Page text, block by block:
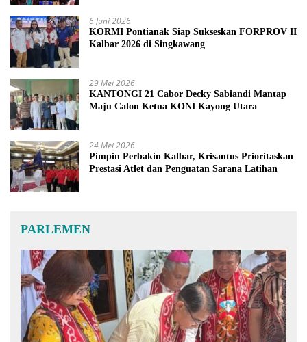
6 Juni 2026
KORMI Pontianak Siap Sukseskan FORPROV II
Kalbar 2026 di Singkawang
29 Mei 2026
KANTONGI 21 Cabor Decky Sabiandi Mantap
Maju Calon Ketua KONI Kayong Utara
24 Mei 2026
Pimpin Perbakin Kalbar, Krisantus Prioritaskan
Prestasi Atlet dan Penguatan Sarana Latihan
PARLEMEN